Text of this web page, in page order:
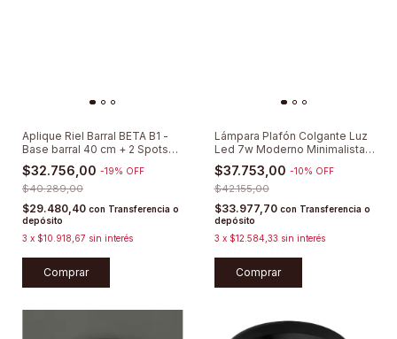
Aplique Riel Barral BETA B1 -
Base barral 40 cm + 2 Spots
Direccionables
$32.756,00 -19% OFF
$40.289,00
$29.480,40 con Transferencia o
depósito
3 x $10.918,67 sin interés
Comprar
Lámpara Plafón Colgante Luz
Led 7w Moderno Minimalista
40cm
$37.753,00 -10% OFF
$42.155,00
$33.977,70 con Transferencia o
depósito
3 x $12.584,33 sin interés
Comprar